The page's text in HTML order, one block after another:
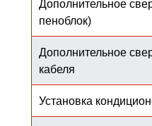
Дополнительное
пеноблок)
Дополнительное
кабеля
Установка